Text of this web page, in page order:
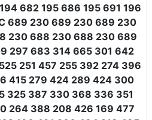
682 195 686 195 691 196
689 230 689 230 689 230
230 688 230 688 230 689
297 683 314 665 301 642
251 457 255 392 274 396
415 279 424 289 424 300
325 387 330 368 336 351
264 388 208 426 169 477